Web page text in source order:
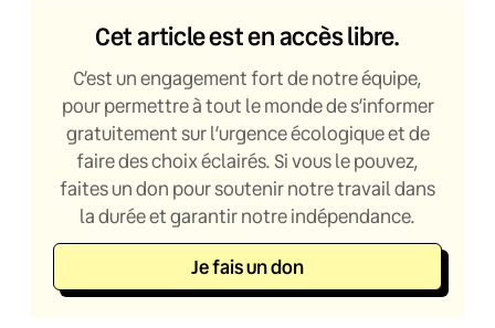
Cet article est en accès libre.
C’est un engagement fort de notre équipe,
pour permettre à tout le monde de s’informer
gratuitement sur l’urgence écologique et de
faire des choix éclairés. Si vous le pouvez,
faites un don pour soutenir notre travail dans
la durée et garantir notre indépendance.
Je fais un don